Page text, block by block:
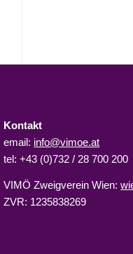
Kontakt
email: info@vimoe.at
tel: +43 (0)732 / 28 700 200
VIMÖ Zweigverein Wien:
ZVR: 1235838269